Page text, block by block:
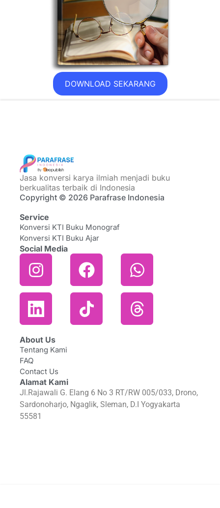
DOWNLOAD SEKARANG
Jasa konversi karya ilmiah menjadi buku
berkualitas terbaik di Indonesia
Copyright © 2026 Parafrase Indonesia
Service
Konversi KTI Buku Monograf
Konversi KTI Buku Ajar
Social Media
About Us
Tentang Kami
FAQ
Contact Us
Alamat Kami
Jl.Rajawali G. Elang 6 No 3 RT/RW 005/033, Drono,
Sardonoharjo, Ngaglik, Sleman, D.I Yogyakarta
55581